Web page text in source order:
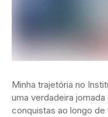
Minha trajetória no
uma verdadeira
conquistas ao longo de